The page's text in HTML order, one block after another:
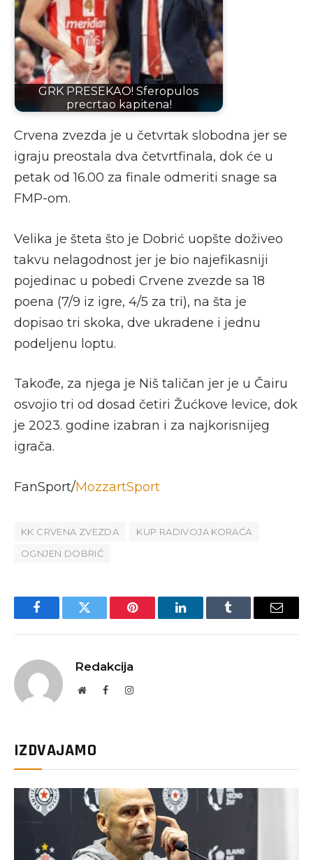
GRK PRESEKAO! Sferopulos
precrtao kapitena!
Crvena zvezda je u četvrtak slobodna jer se
igraju preostala dva četvrtfinala, dok će u
petak od 16.00 za finale odmeriti snage sa
FMP-om.
Velika je šteta što je Dobrić uopšte doživeo
takvu nelagodnost jer je bio najefikasniji
pojedinac u pobedi Crvene zvezde sa 18
poena (7/9 iz igre, 4/5 za tri), na šta je
dopisao tri skoka, dve ukradene i jednu
podeljenu loptu.
Takođe, za njega je Niš taličan jer je u Čairu
osvojio tri od dosad četiri Žućkove levice, dok
je 2023. godine izabran i za najkorisnijeg
igrača.
FanSport/MozzartSport
KK CRVENA ZVEZDA
KUP RADIVOJA KORAĆA
OGNJEN DOBRIĆ
FacebookTwitter Pinterest LinkedInTumblr Email
Redakcija
WebsiteFacebookInstagram
IZDVAJAMO